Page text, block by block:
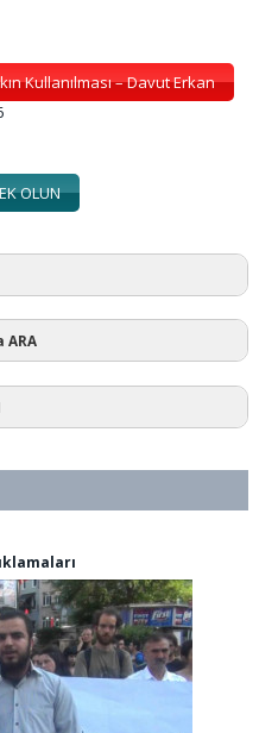
Kullanılması – Davut Erkan
OLUN
ARA